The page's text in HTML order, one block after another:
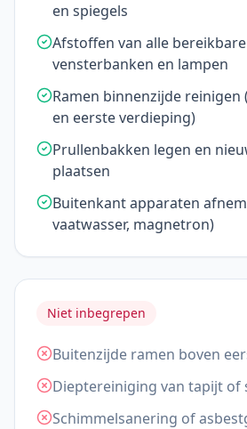
en spiegels
Afstoffen van alle
vensterbanken en lampen
Ramen binnenzijde reinigen
en eerste verdieping)
Prullenbakken legen en
plaatsen
Buitenkant apparaten
vaatwasser, magnetron)
Niet inbegrepen
Buitenzijde ramen boven
Dieptereiniging van tapijt of
Schimmelsanering of